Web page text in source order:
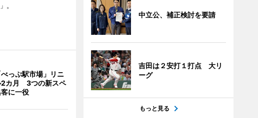
。
っぷ駅市場」リニ
2カ月 3つの新スペ
に一役
中立公、補正検討を要請
吉田は２安打１打点 大リ
ーグ
もっと見る